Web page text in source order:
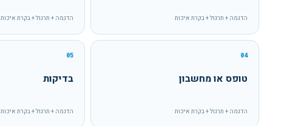
הדגמה + תרגול + בקרת איכות הדגמה + תרגול + בקרת איכות
04
טופס או מחשבון
הדגמה + תרגול + בקרת איכות
05
בדיקות
הדגמה + תרגול + בקרת איכות